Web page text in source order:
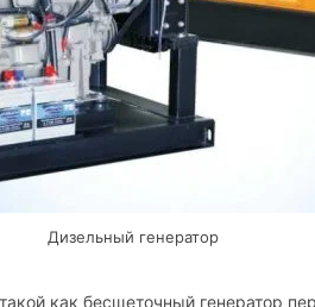
Дизельный генератор
как бесщеточный генератор